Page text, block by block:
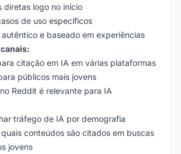
diretas logo no início
de uso específicos
e baseado em experiências
citação em IA em várias plataformas
públicos mais jovens
Reddit é relevante para IA
tráfego de IA por demografia
conteúdos são citados em buscas
jovens